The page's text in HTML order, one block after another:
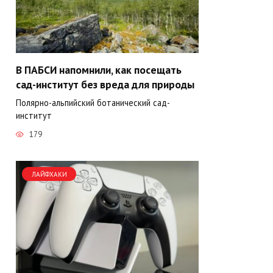
В ПАБСИ напомнили, как посещать
сад-институт без вреда для природы
Полярно-альпийский ботанический сад-
институт
179
ЛАЙФХАКИ